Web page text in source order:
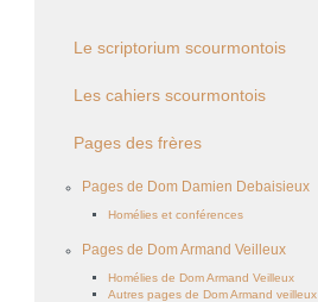
Le scriptorium scourmontois
Les cahiers scourmontois
Pages des frères
Pages de Dom Damien Debaisieux
Homélies et conférences
Pages de Dom Armand Veilleux
Homélies de Dom Armand Veilleux
Autres pages de Dom Armand veilleux